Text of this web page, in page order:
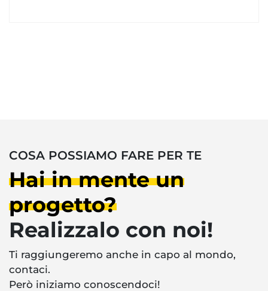
COSA POSSIAMO FARE PER TE
Hai in mente un
progetto?
Realizzalo con noi!
Ti raggiungeremo anche in capo al mondo,
contaci.
Però iniziamo conoscendoci!